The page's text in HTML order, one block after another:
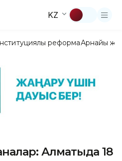
KZ
реформаАрнайы
Алматыда 18